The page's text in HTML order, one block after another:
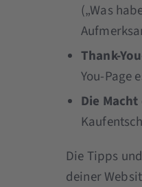
(„Was
Thank-
You-Page
Die
Die Tipps
deiner